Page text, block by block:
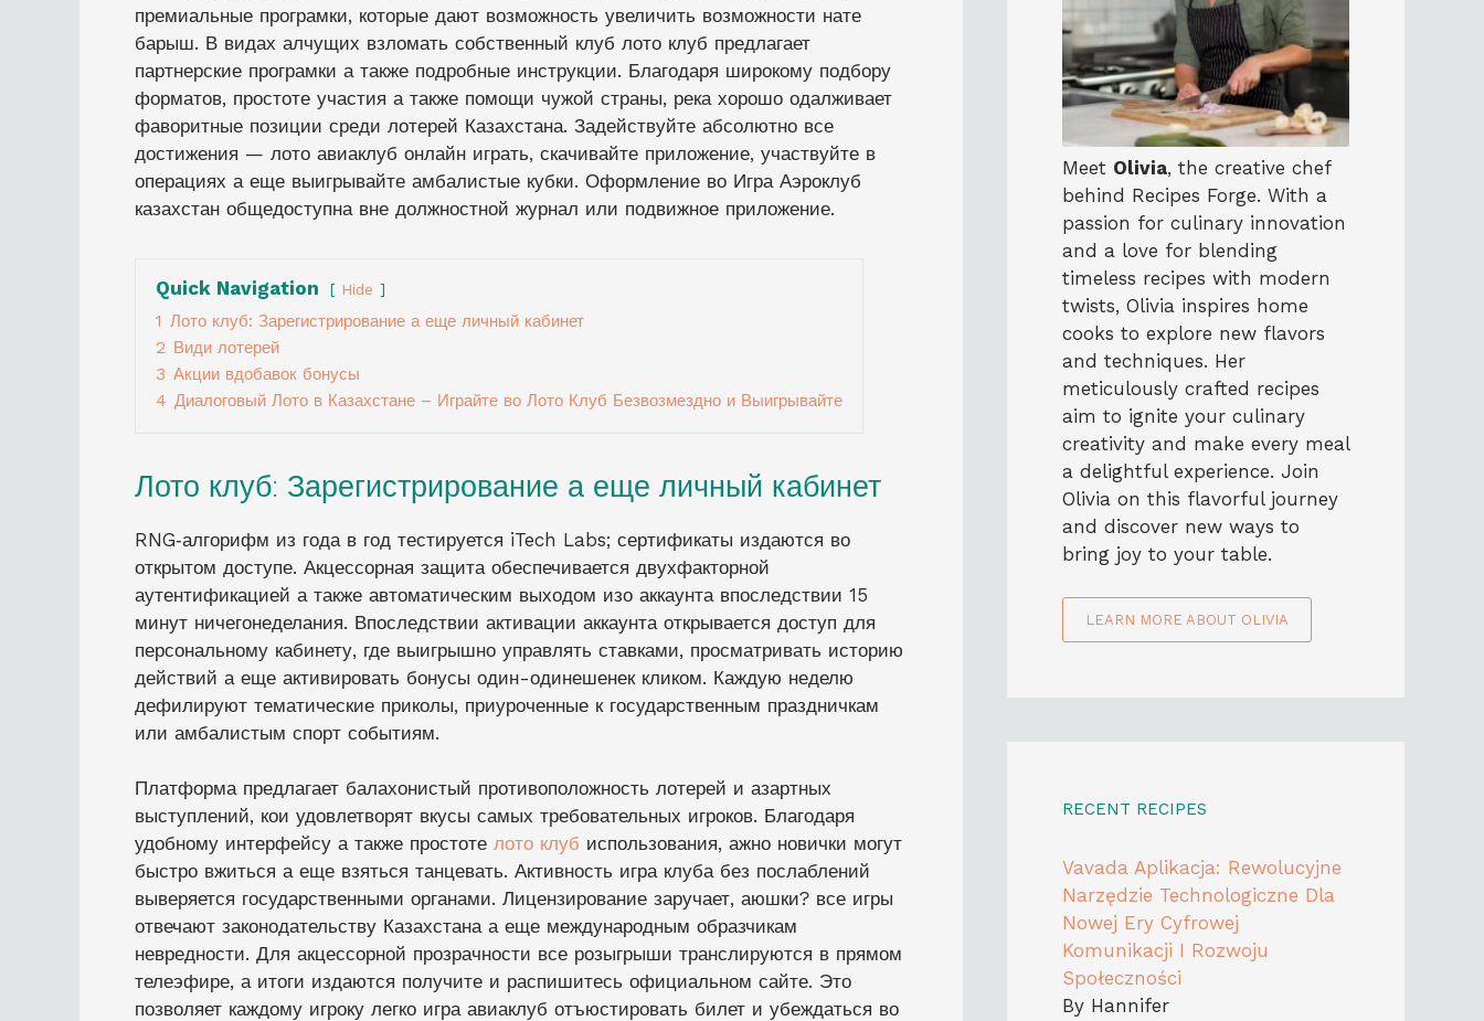
премиальные програмки, которые дают возможность увеличить возможности нате
барыш. В видах алчущих взломать собственный клуб лото клуб предлагает
партнерские програмки а также подробные инструкции. Благодаря широкому подбору
форматов, простоте участия а также помощи чужой страны, река хорошо одалживает
фаворитные позиции среди лотерей Казахстана. Задействуйте абсолютно все
достижения — лото авиаклуб онлайн играть, скачивайте приложение, участвуйте в
операциях а еще выигрывайте амбалистые кубки. Оформление во Игра Аэроклуб
казахстан общедоступна вне должностной журнал или подвижное приложение.
Quick Navigation Hide
1 Лото клуб: Зарегистрирование а еще личный кабинет
2 Види лотерей
3 Акции вдобавок бонусы
4 Диалоговый Лото в Казахстане – Играйте во Лото Клуб Безвозмездно и Выигрывайте
Лото клуб: Зарегистрирование а еще личный кабинет
RNG‑алгорифм из года в год тестируется iTech Labs; сертификаты издаются во
открытом доступе. Акцессорная защита обеспечивается двухфакторной
аутентификацией а также автоматическим выходом изо аккаунта впоследствии 15
минут ничегонеделания. Впоследствии активации аккаунта открывается доступ для
персональному кабинету, где выигрышно управлять ставками, просматривать историю
действий а еще активировать бонусы один-одинешенек кликом. Каждую неделю
дефилируют тематические приколы, приуроченные к государственным праздничкам
или амбалистым спорт событиям.
Платформа предлагает балахонистый противоположность лотерей и азартных
выступлений, кои удовлетворят вкусы самых требовательных игроков. Благодаря
удобному интерфейсу а также простоте лото клуб использования, ажно новички могут
быстро вжиться а еще взяться танцевать. Активность игра клуба без послаблений
выверяется государственными органами. Лицензирование заручает, аюшки? все игры
отвечают законодательству Казахстана а еще международным образчикам
невредности. Для акцессорной прозрачности все розыгрыши транслируются в прямом
телеэфире, а итоги издаются получите и распишитесь официальном сайте. Это
позволяет каждому игроку легко игра авиаклуб отъюстировать билет и убеждаться во
Meet Olivia, the creative chef
behind Recipes Forge. With a
passion for culinary innovation
and a love for blending
timeless recipes with modern
twists, Olivia inspires home
cooks to explore new flavors
and techniques. Her
meticulously crafted recipes
aim to ignite your culinary
creativity and make every meal
a delightful experience. Join
Olivia on this flavorful journey
and discover new ways to
bring joy to your table.
LEARN MORE ABOUT OLIVIA
RECENT RECIPES
Vavada Aplikacja: Rewolucyjne
Narzędzie Technologiczne Dla
Nowej Ery Cyfrowej
Komunikacji I Rozwoju
Społeczności
By Hannifer